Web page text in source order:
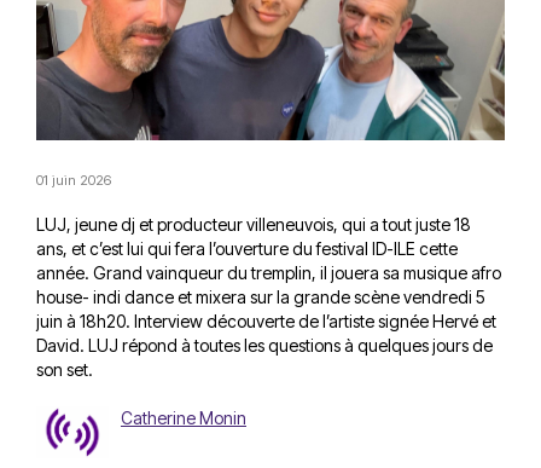
01 juin 2026
LUJ, jeune dj et producteur villeneuvois, qui a tout juste 18
ans, et c’est lui qui fera l’ouverture du festival ID-ILE cette
année. Grand vainqueur du tremplin, il jouera sa musique afro
house- indi dance et mixera sur la grande scène vendredi 5
juin à 18h20. Interview découverte de l’artiste signée Hervé et
David. LUJ répond à toutes les questions à quelques jours de
son set.
Catherine Monin